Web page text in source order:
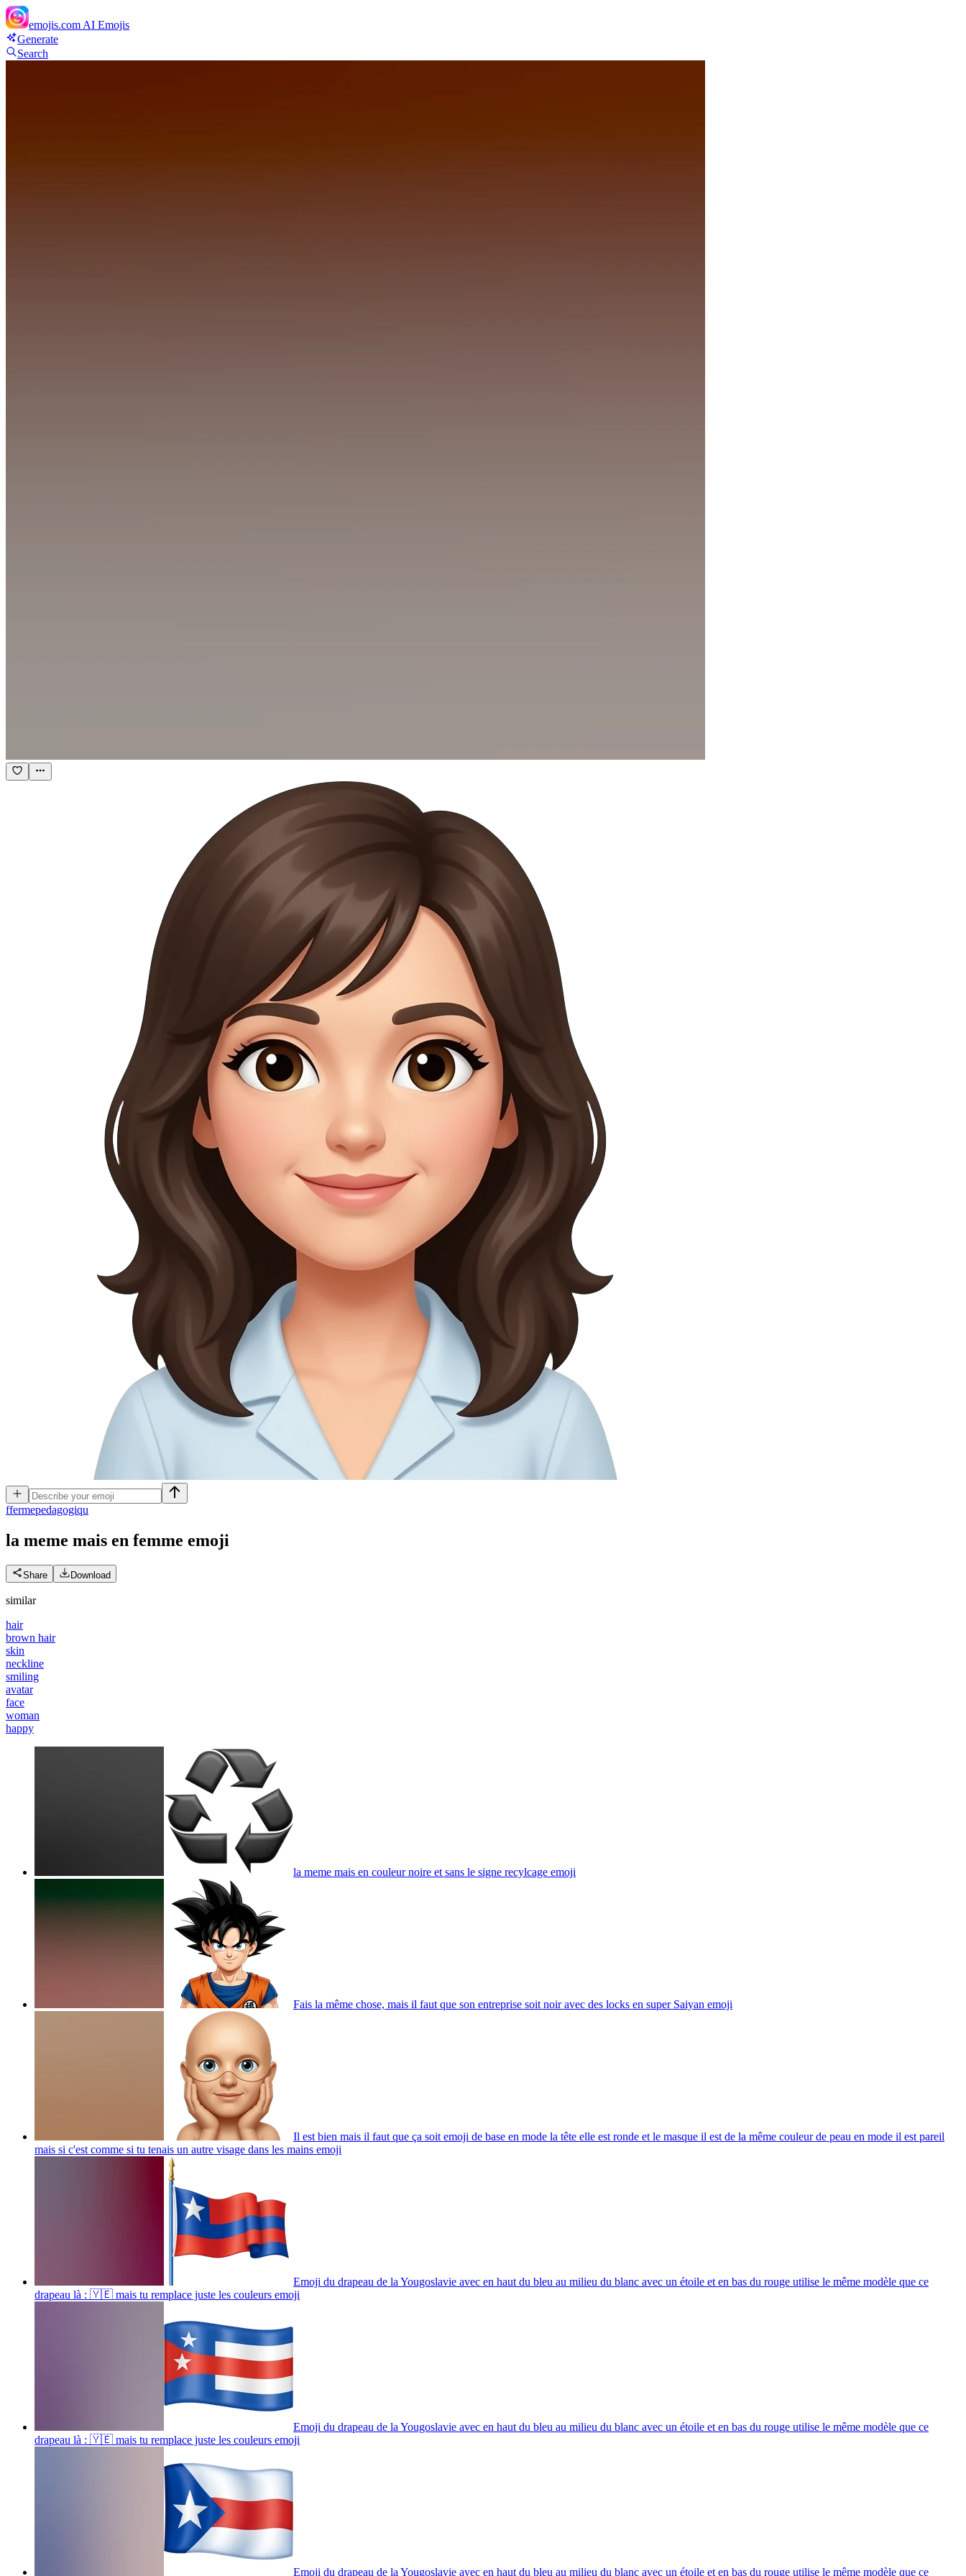
emojis.com AI Emojis
Generate
Search
ffermepedagogiqu
la meme mais en femme emoji
Share Download
similar
hair
brown hair
skin
neckline
smiling
avatar
face
woman
happy
la meme mais en couleur noire et sans le signe recylcage emoji
Fais la même chose, mais il faut que son entreprise soit noir avec des locks en super Saiyan emoji
Il est bien mais il faut que ça soit emoji de base en mode la tête elle est ronde et le masque il est de la même couleur de peau en mode il est pareil
mais si c'est comme si tu tenais un autre visage dans les mains emoji
Emoji du drapeau de la Yougoslavie avec en haut du bleu au milieu du blanc avec un étoile et en bas du rouge utilise le même modèle que ce
drapeau là : 🇾🇪 mais tu remplace juste les couleurs emoji
Emoji du drapeau de la Yougoslavie avec en haut du bleu au milieu du blanc avec un étoile et en bas du rouge utilise le même modèle que ce
drapeau là : 🇾🇪 mais tu remplace juste les couleurs emoji
Emoji du drapeau de la Yougoslavie avec en haut du bleu au milieu du blanc avec un étoile et en bas du rouge utilise le même modèle que ce